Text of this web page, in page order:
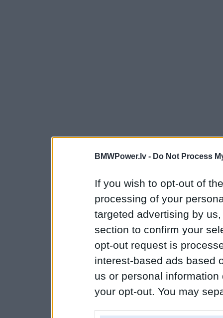
BMWPower.lv - Do Not Process
If you wish to opt-out of
processing of your
targeted advertising by
section to confirm your
opt-out request is
interest-based ads based
us or personal
your opt-out. You may